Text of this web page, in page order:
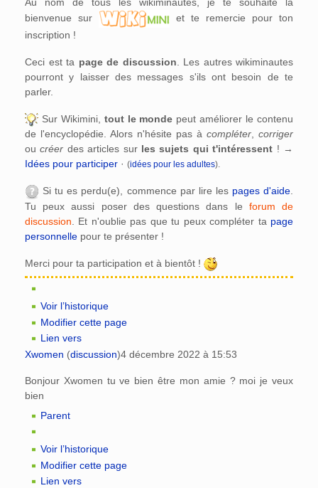
Au nom de tous les wikiminautes, je te souhaite la
bienvenue sur
et te remercie pour ton
inscription !
Ceci est ta page de discussion. Les autres wikiminautes
pourront y laisser des messages s'ils ont besoin de te
parler.
Sur Wikimini, tout le monde peut améliorer le contenu
de l'encyclopédie. Alors n'hésite pas à compléter, corriger
oucréer des articles sur les sujets qui t'intéressent ! →
Idées pour participer · (idées pour les adultes).
Si tu es perdu(e), commence par lire les pages d'aide.
Tu peux aussi poser des questions dans le forum de
discussion . Et n'oublie pas que tu peux compléter ta page
personnelle pour te présenter !
Merci pour ta participation et à bientôt !
Voir l’historique
Modifier cette page
Lien vers
Xwomen (discussion)4 décembre 2022 à 15:53
Bonjour Xwomen tu ve bien être mon amie ? moi je veux
bien
Parent
Voir l’historique
Modifier cette page
Lien vers